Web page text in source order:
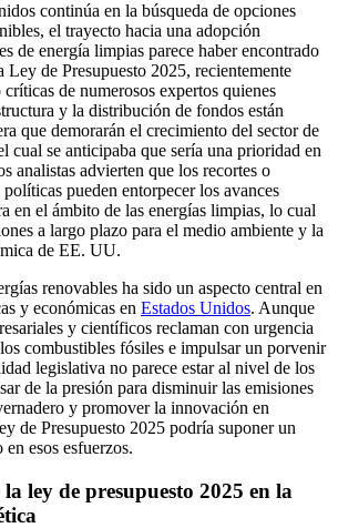
continúa en la búsqueda de opciones
el trayecto hacia una adopción
de energía limpias parece haber encontrado
Ley de Presupuesto 2025, recientemente
de numerosos expertos quienes
y la distribución de fondos están
que demorarán el crecimiento del sector de
cual se anticipaba que sería una prioridad en
analistas advierten que los recortes o
pueden entorpecer los avances
en el ámbito de las energías limpias, lo cual
a largo plazo para el medio ambiente y la
de EE. UU.
renovables ha sido un aspecto central en
y económicas en Estados Unidos. Aunque
y científicos reclaman con urgencia
combustibles fósiles e impulsar un porvenir
legislativa no parece estar al nivel de los
de la presión para disminuir las emisiones
y promover la innovación en
de Presupuesto 2025 podría suponer un
esos esfuerzos.
ley de presupuesto 2025 en la